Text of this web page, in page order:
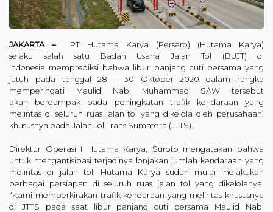
JAKARTA –
PT Hutama Karya (Persero) (Hutama Karya)
selaku salah satu Badan Usaha Jalan Tol (BUJT) di
Indonesia memprediksi bahwa libur panjang cuti bersama yang
jatuh pada tanggal 28 – 30 Oktober 2020 dalam rangka
memperingati Maulid Nabi Muhammad SAW tersebut
akan berdampak pada peningkatan trafik kendaraan yang
melintas di seluruh ruas jalan tol yang dikelola oleh perusahaan,
khususnya pada Jalan Tol Trans Sumatera (JTTS).
Direktur Operasi I Hutama Karya, Suroto mengatakan bahwa
untuk mengantisipasi terjadinya lonjakan jumlah kendaraan yang
melintas di jalan tol, Hutama Karya sudah mulai melakukan
berbagai persiapan di seluruh ruas jalan tol yang dikelolanya.
“Kami memperkirakan trafik kendaraan yang melintas khususnya
di JTTS pada saat libur panjang cuti bersama Maulid Nabi